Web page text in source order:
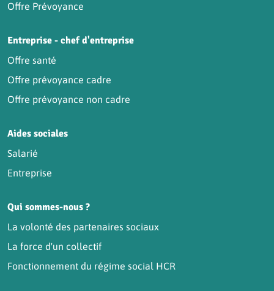
Offre Prévoyance
Entreprise - chef d'entreprise
Offre santé
Offre prévoyance cadre
Offre prévoyance non cadre
Aides sociales
Salarié
Entreprise
Qui sommes-nous ?
La volonté des partenaires sociaux
La force d'un collectif
Fonctionnement du régime social HCR